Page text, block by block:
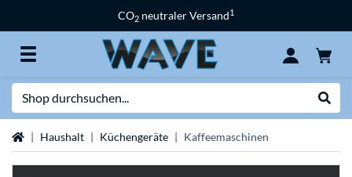
CO2 neutraler Versand1
StartseiteHaushalt Küchengeräte Kaffeemaschinen